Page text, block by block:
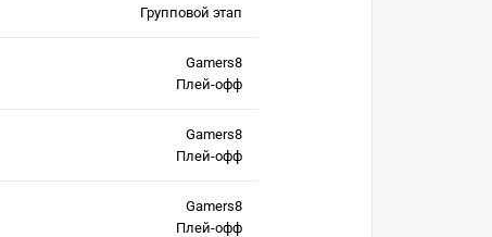
Групповой этап
Gamers8
Плей-офф
Gamers8
Плей-офф
Gamers8
Плей-офф